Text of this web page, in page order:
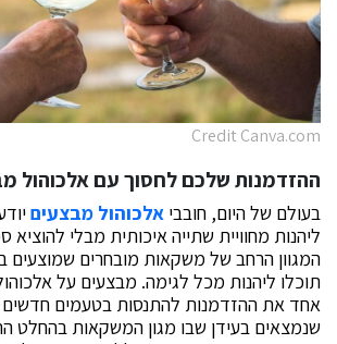
Credit Canva.com
ההזדמנות שלכם לחסוך עם אלכוהול
בעולם של היום, חובבי אלכוהול מבצעים
ליהנות מחוויית שתייה איכותית מבלי להוציא
המגוון הרחב של משקאות מובחרים שמוצעים
תוכלו ליהנות מכל לגימה. מבצעים על
אחד את ההזדמנות להתנסות בטעמים חדשים
שנמצאים בעידן שבו מגון המשקאות בהחלט